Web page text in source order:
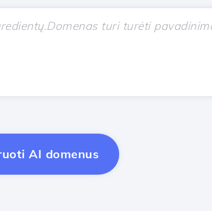
AI domenus